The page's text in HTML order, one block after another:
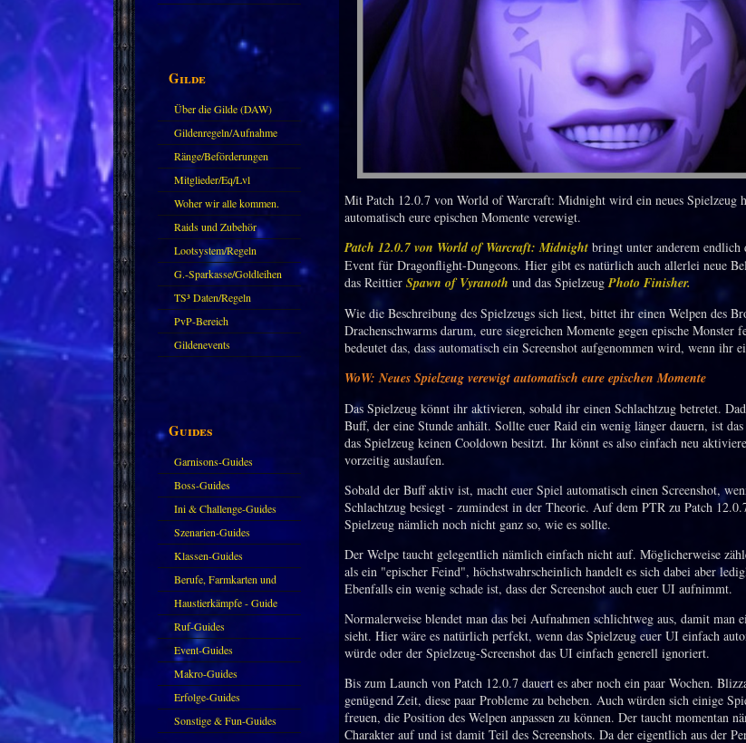
Gilde
Über die Gilde (DAW)
Gildenregeln/Aufnahme
Ränge/Beförderungen
Mitglieder/Eq/Lvl
Woher wir alle kommen.
Raids und Zubehör
Lootsystem/Regeln
G.-Sparkasse/Goldleihen
TS³ Daten/Regeln
PvP-Bereich
Gildenevents
Guides
Garnisons-Guides
Boss-Guides
Ini & Challenge-Guides
Szenarien-Guides
Klassen-Guides
Berufe, Farmkarten und
Haustiere
Haustierkämpfe - Guide
Ruf-Guides
Event-Guides
Makro-Guides
Erfolge-Guides
Sonstige & Fun-Guides
Mit Patch 12.0.7 von World of Warcraft: Midnight wird ein neues Spielzeug
automatisch eure epischen Momente verewigt.
Patch 12.0.7 von World of Warcraft: Midnightbringt unter anderem endlich
Event für Dragonflight-Dungeons. Hier gibt es natürlich auch allerlei neue
das Reittier Spawn of Vyranoth und das SpielzeugPhoto Finisher.
Wie die Beschreibung des Spielzeugs sich liest, bittet ihr einen Welpen des
Drachenschwarms darum, eure siegreichen Momente gegen epische Monster
bedeutet das, dass automatisch ein Screenshot aufgenommen wird, wenn ihr
WoW: Neues Spielzeug verewigt automatisch eure epischen Momente
Das Spielzeug könnt ihr aktivieren, sobald ihr einen Schlachtzug betretet.
Buff, der eine Stunde anhält. Sollte euer Raid ein wenig länger dauern, ist
das Spielzeug keinen Cooldown besitzt. Ihr könnt es also einfach neu
vorzeitig auslaufen.
Sobald der Buff aktiv ist, macht euer Spiel automatisch einen Screenshot,
Schlachtzug besiegt - zumindest in der Theorie. Auf dem PTR zu Patch
Spielzeug nämlich noch nicht ganz so, wie es sollte.
Der Welpe taucht gelegentlich nämlich einfach nicht auf. Möglicherweise
als ein "epischer Feind", höchstwahrscheinlich handelt es sich dabei aber
Ebenfalls ein wenig schade ist, dass der Screenshot auch euer UI aufnimmt.
Normalerweise blendet man das bei Aufnahmen schlichtweg aus, damit man
sieht. Hier wäre es natürlich perfekt, wenn das Spielzeug euer UI einfach
würde oder der Spielzeug-Screenshot das UI einfach generell ignoriert.
Bis zum Launch von Patch 12.0.7 dauert es aber noch ein paar Wochen.
genügend Zeit, diese paar Probleme zu beheben. Auch würden sich einige
freuen, die Position des Welpen anpassen zu können. Der taucht momentan
Charakter auf und ist damit Teil des Screenshots. Da der eigentlich aus der